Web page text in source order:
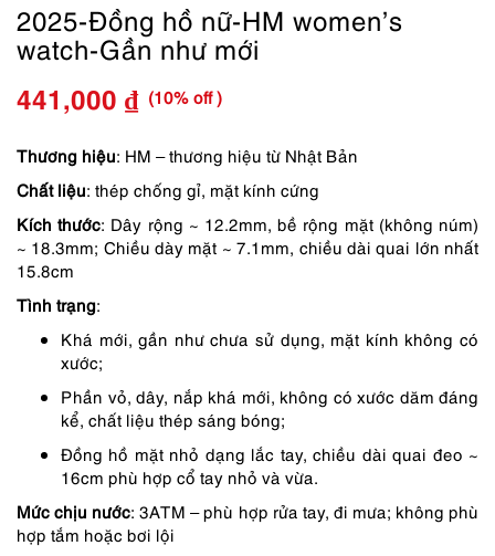
2025-Đồng hồ nữ-HM women’s
watch-Gần như mới
Giá
gốc
là:
490,000 ₫.
441,000 ₫
Giá
hiện
tại
là:
(10% off )
Thương hiệu: HM – thương hiệu từ Nhật Bản
Chất liệu: thép chống gỉ, mặt kính cứng
Kích thước: Dây rộng ~ 12.2mm, bề rộng mặt (không núm)
~ 18.3mm; Chiều dày mặt ~ 7.1mm, chiều dài quai lớn nhất
15.8cm
Tình trạng:
Khá mới, gần như chưa sử dụng, mặt kính không có
xước;
Phần vỏ, dây, nắp khá mới, không có xước dăm đáng
kể, chất liệu thép sáng bóng;
Đồng hồ mặt nhỏ dạng lắc tay, chiều dài quai đeo ~
16cm phù hợp cổ tay nhỏ và vừa.
Mức chịu nước: 3ATM – phù hợp rửa tay, đi mưa; không phù
hợp tắm hoặc bơi lội